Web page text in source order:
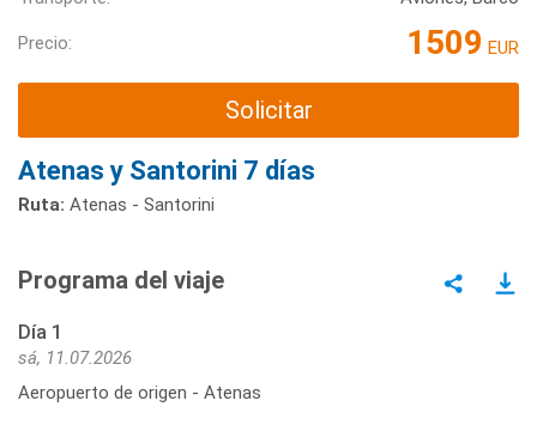
Precio: 1509 EUR
Solicitar
Atenas y Santorini 7 días
Ruta: Atenas - Santorini
Programa del viaje
Día 1
sá, 11.07.2026
Aeropuerto de origen - Atenas